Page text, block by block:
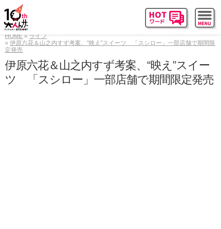
HOME
ライフ
伊原六花＆山之内すず考案、“映え”スイーツ 「スシロー」一部店舗で期間限
定発売
伊原六花＆山之内すず考案、“映え”スイー
ツ 「スシロー」一部店舗で期間限定発売